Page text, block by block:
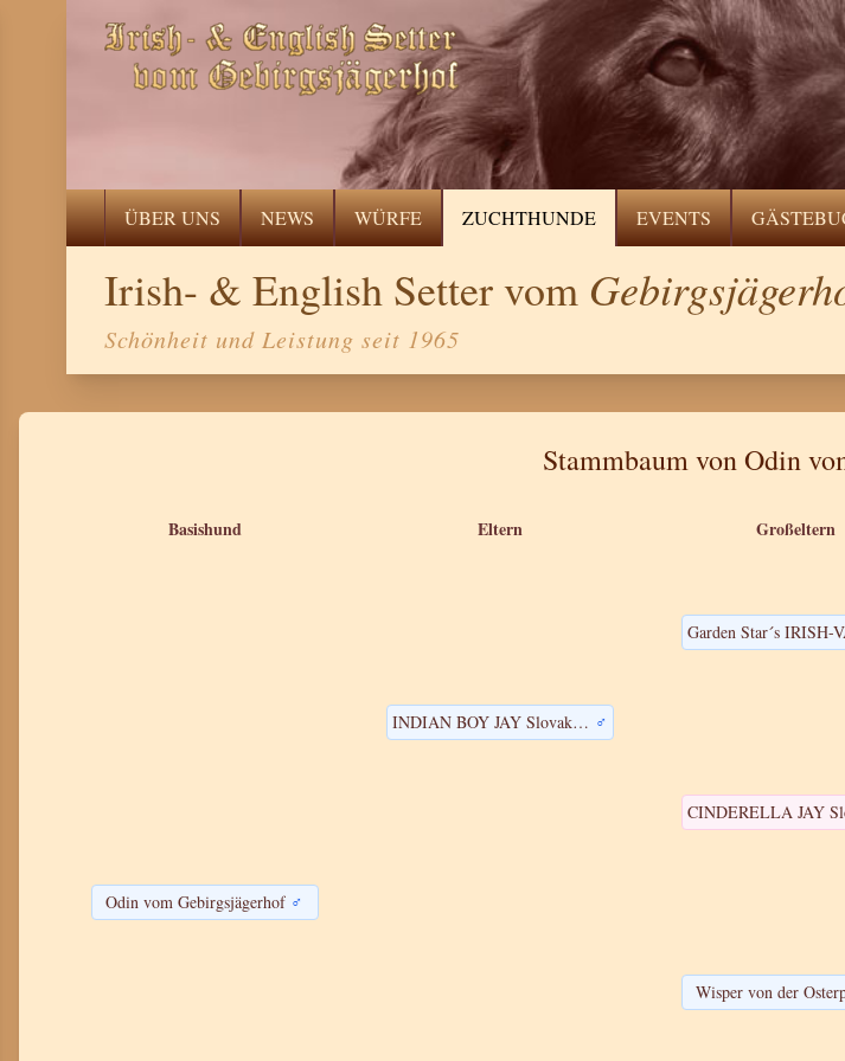
ÜBER UNS NEWS WÜRFE ZUCHTHUNDE EVENTS
Irish- & English Setter vom
Schönheit und Leistung seit 1965
Stammbaum von Odin
Basishund Eltern Großeltern
Odin vom Gebirgsjägerhof ♂
INDIAN BOY JAY Slovak Base ♂
Wisper von der